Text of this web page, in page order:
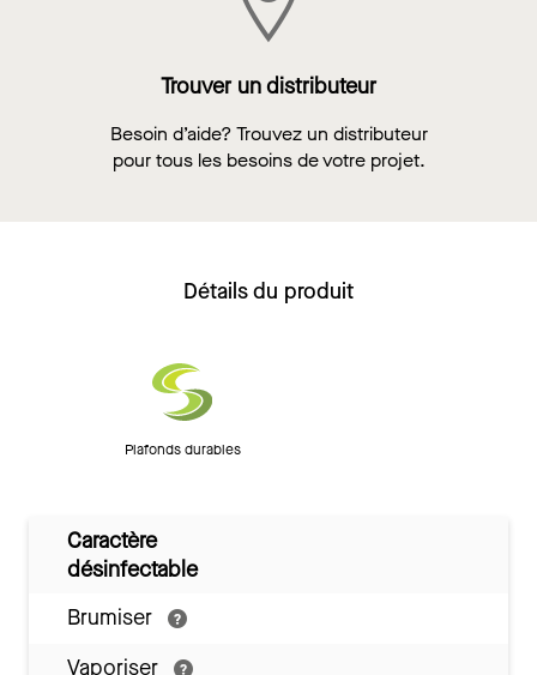
Trouver un distributeur
Besoin d’aide? Trouvez un distributeur
pour tous les besoins de votre projet.
Détails du produit
Plafonds durables
Caractère
désinfectable
Brumiser
Vaporiser